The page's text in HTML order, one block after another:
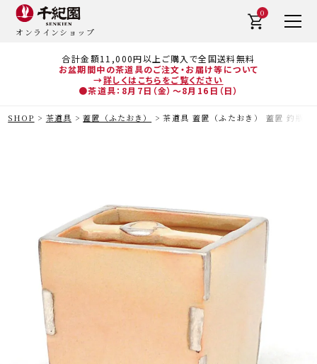
合計金額11,000円以上ご購入で全国送料無料
お盆期間中の茶道具のご注文・お届け等について
→詳しくはこちらをご覧ください
●茶道具：8月7日（金）～8月16日（日）
オンラインショップ
0
SHOP 茶道具 蓋置（ふたおき） 茶道具 蓋置（ふたおき） 蓋置 釣瓶